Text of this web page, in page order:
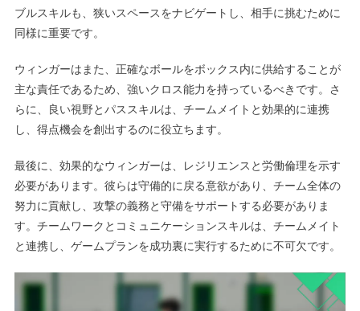
ブルスキルも、狭いスペースをナビゲートし、相手に挑むために
同様に重要です。
ウィンガーはまた、正確なボールをボックス内に供給することが
主な責任であるため、強いクロス能力を持っているべきです。さ
らに、良い視野とパススキルは、チームメイトと効果的に連携
し、得点機会を創出するのに役立ちます。
最後に、効果的なウィンガーは、レジリエンスと労働倫理を示す
必要があります。彼らは守備的に戻る意欲があり、チーム全体の
努力に貢献し、攻撃の義務と守備をサポートする必要がありま
す。チームワークとコミュニケーションスキルは、チームメイト
と連携し、ゲームプランを成功裏に実行するために不可欠です。